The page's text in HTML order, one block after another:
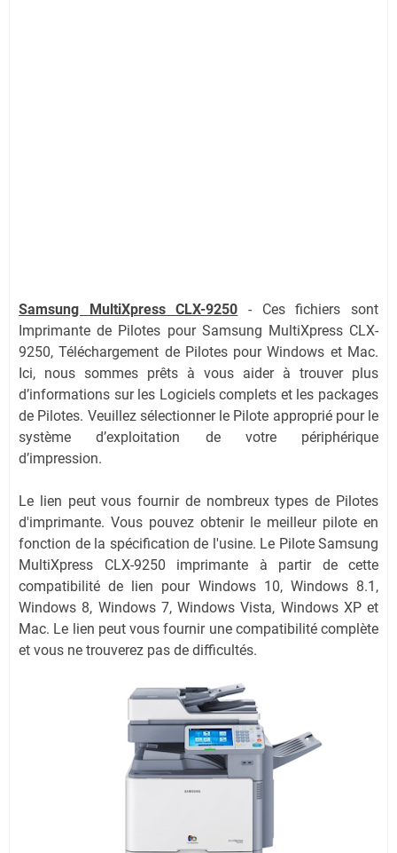
Samsung MultiXpress CLX-9250 - Ces fichiers sont
Imprimante de Pilotes pour Samsung MultiXpress CLX-
9250, Téléchargement de Pilotes pour Windows et Mac.
Ici, nous sommes prêts à vous aider à trouver plus
d’informations sur les Logiciels complets et les packages
de Pilotes. Veuillez sélectionner le Pilote approprié pour le
système d’exploitation de votre périphérique
d’impression.
Le lien peut vous fournir de nombreux types de Pilotes
d'imprimante. Vous pouvez obtenir le meilleur pilote en
fonction de la spécification de l'usine. Le Pilote Samsung
MultiXpress CLX-9250 imprimante à partir de cette
compatibilité de lien pour Windows 10, Windows 8.1,
Windows 8, Windows 7, Windows Vista, Windows XP et
Mac. Le lien peut vous fournir une compatibilité complète
et vous ne trouverez pas de difficultés.